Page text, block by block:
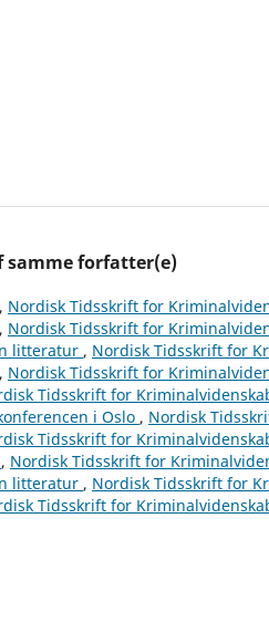
forfatter(e)
, Nordisk Tidsskrift for
, Nordisk Tidsskrift for
litteratur , Nordisk Tidsskrift for
, Nordisk Tidsskrift for
Tidsskrift for
i Oslo , Nordisk
Tidsskrift for
, Nordisk Tidsskrift for
litteratur , Nordisk Tidsskrift for
Tidsskrift for